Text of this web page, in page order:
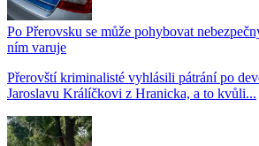
Po Přerovsku se může pohybovat
ním varuje
Přerovští kriminalisté vyhlásili pátrání po
Jaroslavu Králíčkovi z Hranicka, a to kvůli...